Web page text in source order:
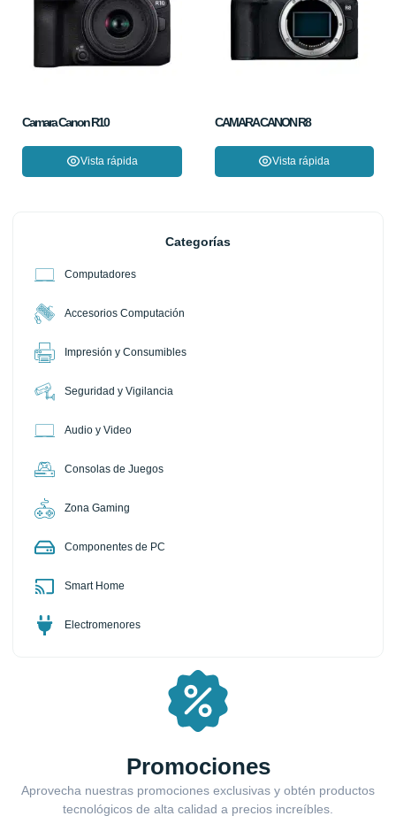
Categorías
Computadores
Accesorios Computación
Impresión y Consumibles
Seguridad y Vigilancia
Audio y Video
Consolas de Juegos
Zona Gaming
Componentes de PC
Smart Home
Electromenores
Promociones
Aprovecha nuestras promociones exclusivas y obtén productos
tecnológicos de alta calidad a precios increíbles.
Camara Canon R10
Vista rápida
CAMARA CANON R8
Vista rápida